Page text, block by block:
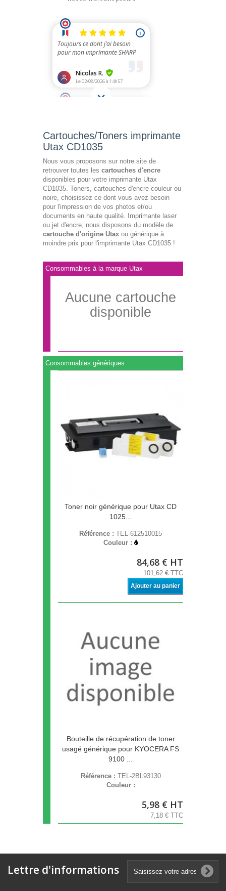
Cartouches/Toners imprimante
Utax CD1035
Nous vous proposons sur notre site de
retrouver toutes les cartouches d'encre
disponibles pour votre imprimante Utax
CD1035. Toners, cartouches d'encre couleur ou
noire, choisissez ce dont vous avez besoin
pour l'impression de vos photos et/ou
documents en haute qualité. Imprimante laser
ou jet d'encre, nous disposons du modèle de
cartouche d'origine Utax ou générique à
moindre prix pour l'imprimante Utax CD1035 !
Consommables à la marque Utax
Aucune cartouche
disponible
Consommables génériques
Toner noir générique pour Utax CD
1025...
Référence : TEL-612510015
Couleur :
84,68 € HT
101,62 € TTC
Ajouter au panier
Bouteille de récupération de toner
usagé générique pour KYOCERA FS
9100 ...
Référence : TEL-2BL93130
Couleur :
5,98 € HT
7,18 € TTC
Lettre d'informations